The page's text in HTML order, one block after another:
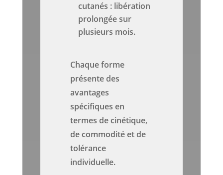
cutanés : libération
prolongée sur
plusieurs mois.
Chaque forme
présente des
avantages
spécifiques en
termes de cinétique,
de commodité et de
tolérance
individuelle.